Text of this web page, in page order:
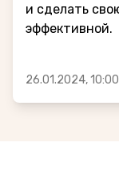
и сделать
эффективной.
26.01.2024, 10:00